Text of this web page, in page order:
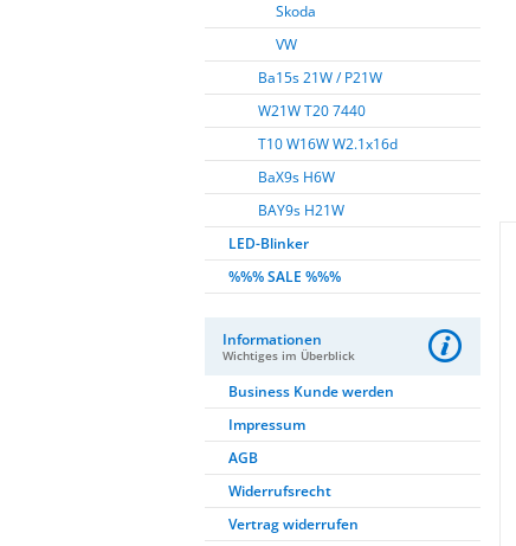
Skoda
VW
Ba15s 21W / P21W
W21W T20 7440
T10 W16W W2.1x16d
BaX9s H6W
BAY9s H21W
LED-Blinker
%%% SALE %%%
Informationen
Wichtiges im Überblick
Business Kunde werden
Impressum
AGB
Widerrufsrecht
Vertrag widerrufen